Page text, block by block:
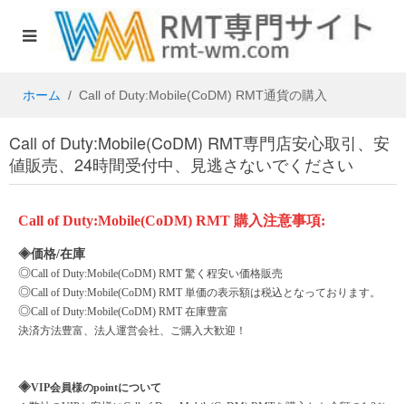
ホーム Call of Duty:Mobile(CoDM) RMT通貨の購入
Call of Duty:Mobile(CoDM) RMT専門店安心取引、安
値販売、24時間受付中、見逃さないでください
Call of Duty:Mobile(CoDM) RMT 購入注意事項:
◈価格/在庫
◎Call of Duty:Mobile(CoDM) RMT 驚く程安い価格販売
◎Call of Duty:Mobile(CoDM) RMT 単価の表示額は税込となっております。
◎Call of Duty:Mobile(CoDM) RMT 在庫豊富
決済方法豊富、法人運営会社、ご購入大歓迎！
◈VIP会員様のpointについて